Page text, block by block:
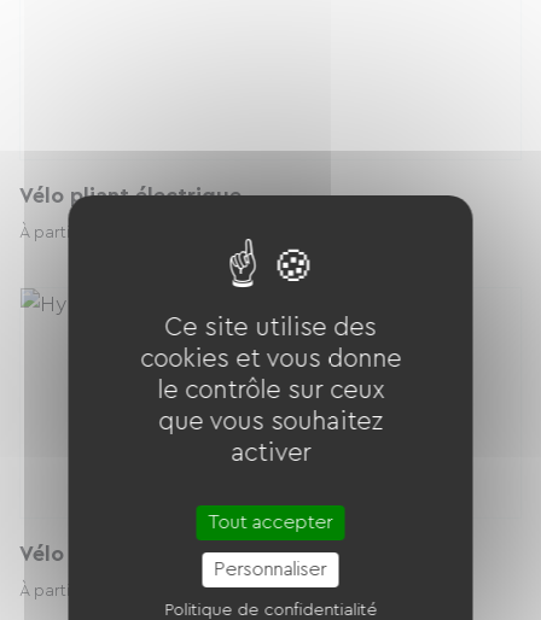
Vélo pliant électrique
À partir de
Vélo enfant 24 pouces
À partir de 4.00 € / jour
Ce site utilise des
cookies et vous donne
le contrôle sur ceux
que vous souhaitez
activer
Tout accepter
Personnaliser
Politique de confidentialité